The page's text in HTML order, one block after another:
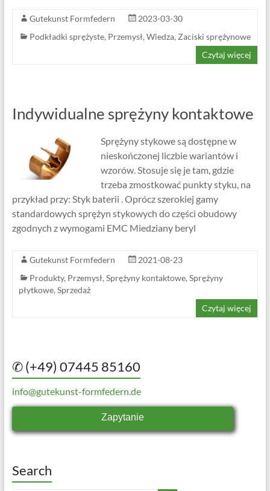
Gutekunst Formfedern
2023-03-30
Podkładki sprężyste, Przemysł, Wiedza, Zaciski sprężynowe
Czytaj więcej
Indywidualne sprężyny kontaktowe
Sprężyny stykowe są dostępne w
nieskończonej liczbie wariantów i
wzorów. Stosuje się je tam, gdzie
trzeba zmostkować punkty styku, na
przykład przy: Styk baterii . Oprócz szerokiej gamy
standardowych sprężyn stykowych do części obudowy
zgodnych z wymogami EMC Miedziany beryl
Gutekunst Formfedern
2021-08-23
Produkty, Przemysł, Sprężyny kontaktowe, Sprężyny
płytkowe, Sprzedaż
Czytaj więcej
✆ (+49) 07445 85160
info@gutekunst-formfedern.de
Zapytanie
Search